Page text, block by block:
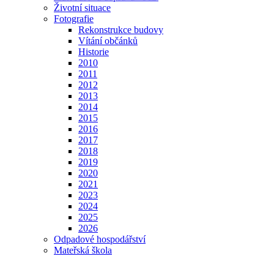
Životní situace
Fotografie
Rekonstrukce budovy
Vítání občánků
Historie
2010
2011
2012
2013
2014
2015
2016
2017
2018
2019
2020
2021
2023
2024
2025
2026
Odpadové hospodářství
Mateřská škola